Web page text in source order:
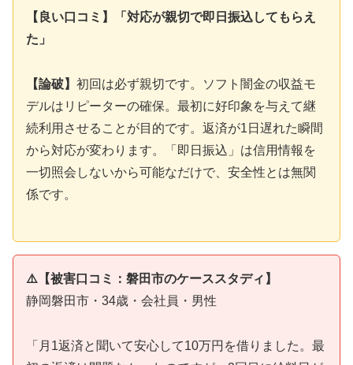
【良い口コミ】「対応が親切で即日振込してもらえ
た」
【論破】 初回は必ず親切です。ソフト闇金の収益モ
デルはリピーターの確保。最初に好印象を与えて継
続利用させることが目的です。返済が1日遅れた瞬間
から対応が変わります。「即日振込」は信用情報を
一切照会しないから可能なだけで、安全性とは無関
係です。
⚠️【被害口コミ：磐田市のケーススタディ】
静岡磐田市・34歳・会社員・男性
「月1返済と聞いて安心して10万円を借りました。最